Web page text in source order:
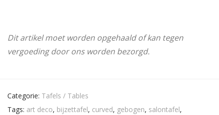
Dit artikel moet worden opgehaald of kan tegen
vergoeding door ons worden bezorgd.
Categorie: Tafels / Tables
Tags: art deco, bijzettafel, curved, gebogen, salontafel,